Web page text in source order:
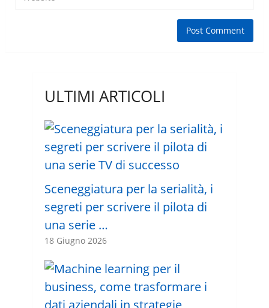
ULTIMI ARTICOLI
Sceneggiatura per la serialità, i
segreti per scrivere il pilota di
una serie …
18 Giugno 2026